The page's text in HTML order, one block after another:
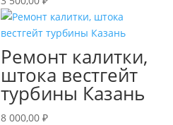
Ремонт калитки,
штока вестгейт
турбины Казань
8 000,00₽